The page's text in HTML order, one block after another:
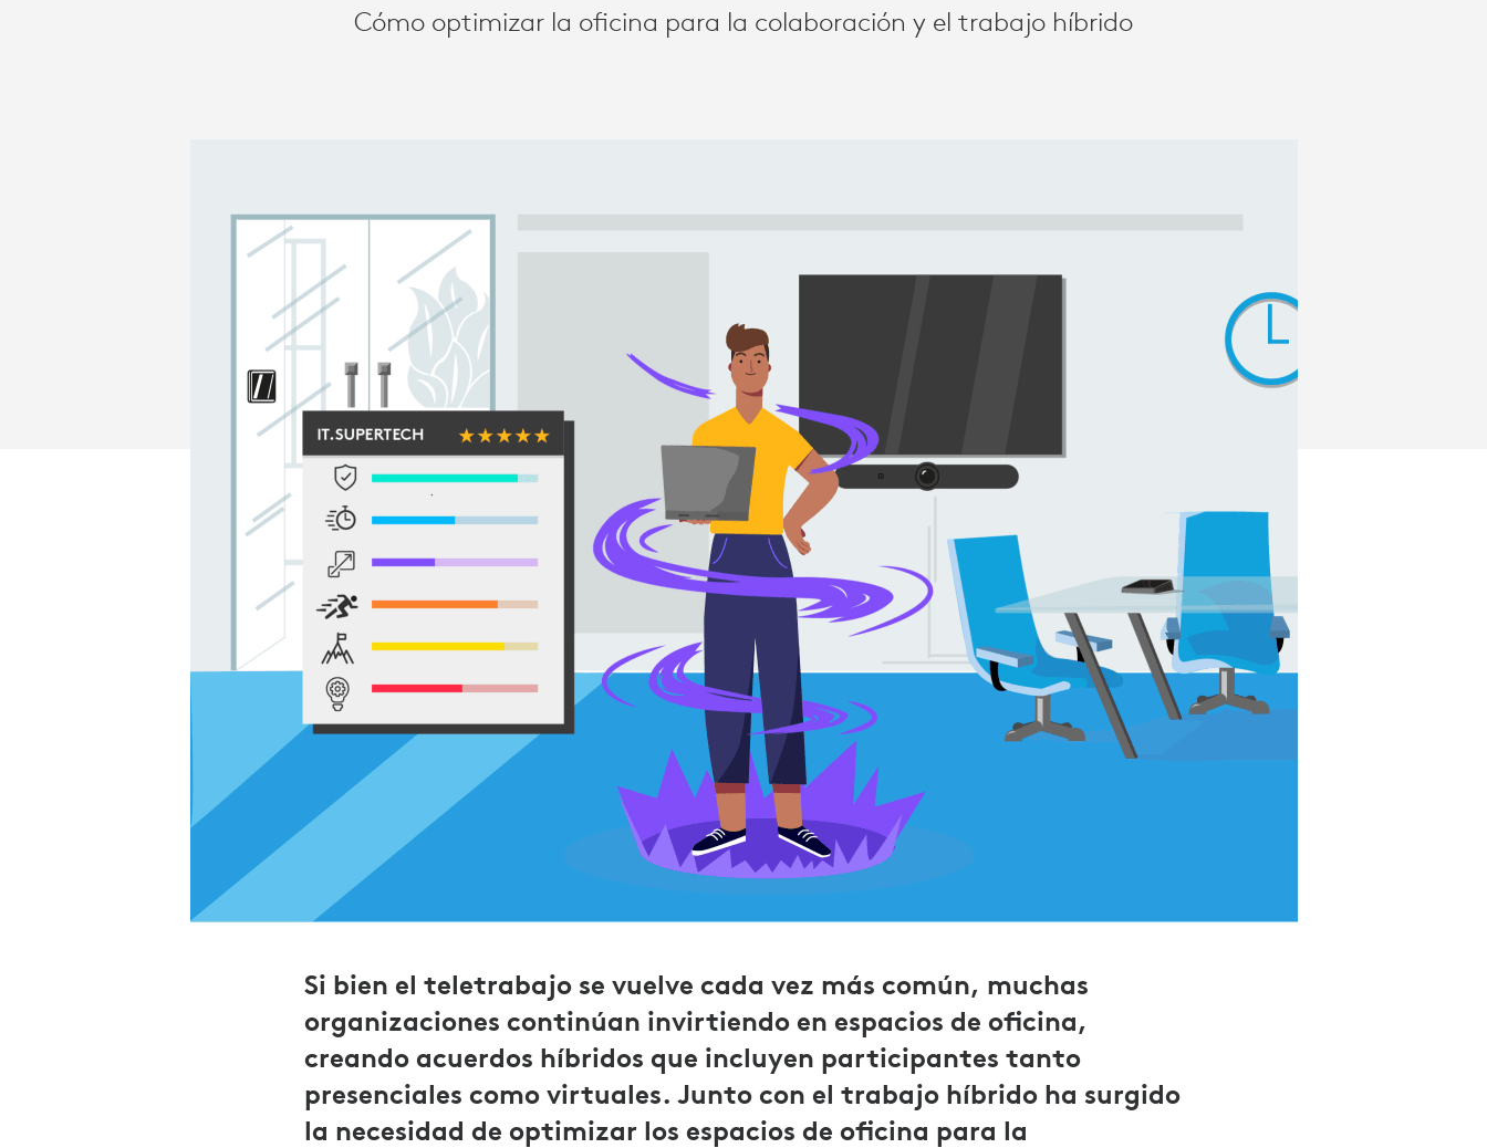
Cómo optimizar la oficina para la colaboración y el trabajo híbrido
Si bien el teletrabajo se vuelve cada vez más común, muchas
organizaciones continúan invirtiendo en espacios de oficina,
creando acuerdos híbridos que incluyen participantes tanto
presenciales como virtuales. Junto con el trabajo híbrido ha surgido
la necesidad de optimizar los espacios de oficina para la